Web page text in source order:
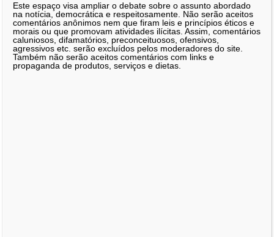
Este espaço visa ampliar o debate sobre o assunto abordado
na notícia, democrática e respeitosamente. Não serão aceitos
comentários anônimos nem que firam leis e princípios éticos e
morais ou que promovam atividades ilícitas. Assim, comentários
caluniosos, difamatórios, preconceituosos, ofensivos,
agressivos etc. serão excluídos pelos moderadores do site.
Também não serão aceitos comentários com links e
propaganda de produtos, serviços e dietas.